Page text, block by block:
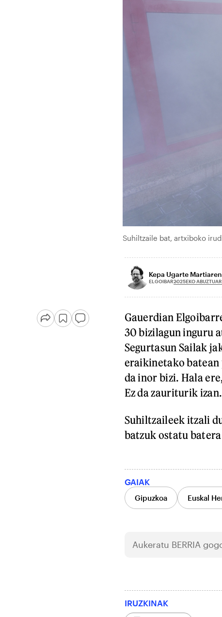
Suhiltzaile bat, artxiboko
Kepa Ugarte
ELGOIBAR2025EKO
Gauerdian
30 bizilagun inguru
Segurtasun Sailak
eraikinetako batean
da inor bizi. Hala
Ez da zauriturik izan.
Suhiltzaileek itzali
batzuk ostatu
GAIAK
Gipuzkoa Euskal
Aukeratu BERRIA
IRUZKINAK